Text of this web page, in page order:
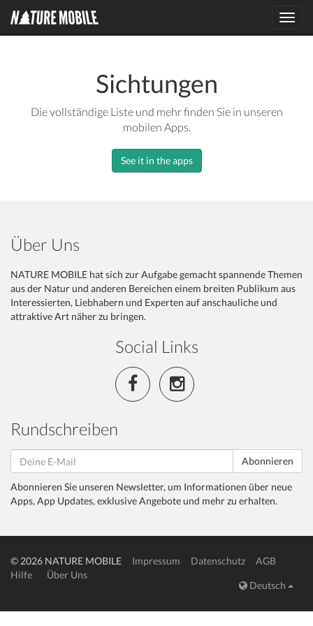
Sichtungen
Die vollständige Liste und mehr finden Sie in unseren
mobilen Apps.
See it in the apps
Über Uns
NATURE MOBILE hat sich zur Aufgabe gemacht spannende Themen
aus der Natur und anderen Bereichen einem breiten Publikum aus
Interessierten, Liebhabern und Experten auf anschauliche und
attraktive Art näher zu bringen.
Social Links
Rundschreiben
Abonnieren
Abonnieren Sie unseren Newsletter, um Informationen über neue
Apps, App Updates, exklusive Angebote und mehr zu erhalten.
© 2026 NATURE MOBILE Impressum Datenschutz
AGB
Hilfe
Über Uns
Deutsch